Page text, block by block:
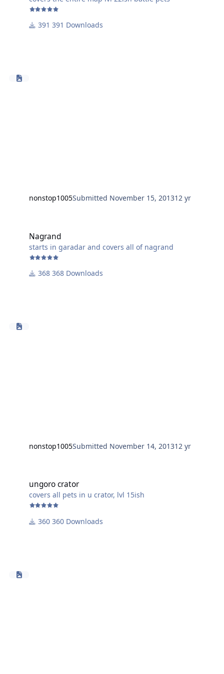
391 Downloads
nonstop1005Submitted November 15, 201312 yr
Nagrand
starts in garadar and covers all of nagrand
368 Downloads
nonstop1005Submitted November 14, 201312 yr
ungoro crator
covers all pets in u crator, lvl 15ish
360 Downloads